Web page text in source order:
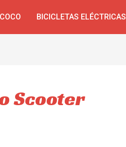
BICICLETAS ELÉCTRICAS
Scooter